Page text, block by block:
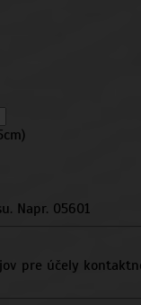
Napr. 05601
pre účely